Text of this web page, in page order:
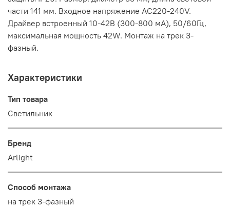
части 141 мм. Входное напряжение AC220-240V.
Драйвер встроенный 10-42В (300-800 мА), 50/60Гц,
максимальная мощность 42W. Монтаж на трек 3-
фазный.
Характеристики
Тип товара
Светильник
Бренд
Arlight
Способ монтажа
на трек 3-фазный